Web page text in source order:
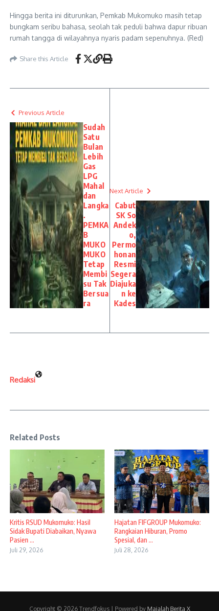
Hingga berita ini diturunkan, Pemkab Mukomuko masih tetap
bungkam seribu bahasa, seolah tak peduli bahwa dapur ribuan
rumah tangga di wilayahnya nyaris padam sepenuhnya. (Red)
Share this Article
Previous Article
Sudah
Satu
Bulan
Lebih
Gas
LPG
Mahal
dan
Langka
.
PEMKA
B
MUKO
MUKO
Tetap
Membi
su Tak
Bersua
ra
Next Article
Cabut
SK So
Andek
o,
Permo
honan
Resmi
Segera
Diajuka
n ke
Kades
Redaksi
Related Posts
Kritis RSUD Mukomuko: Hasil
Sidak Bupati Diabaikan, Nyawa
Pasien ...
Juli 29, 2026
Hajatan FIFGROUP Mukomuko:
Rangkaian Hiburan, Promo
Spesial, dan ...
Juli 28, 2026
Copyright © 2026 Trendfokus | Powered by Majalah Berita X